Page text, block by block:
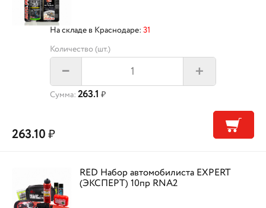
На складе в Краснодаре: 31
Количество (шт.)
– +
Сумма: 263.1 ₽
263.10₽
RED Набор автомобилиста EXPERT
(ЭКСПЕРТ) 10пр RNA2